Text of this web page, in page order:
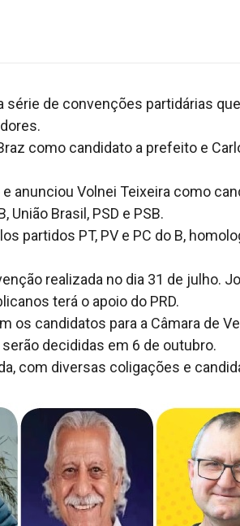
de convenções partidárias
como candidato a prefeito e
anunciou Volnei Teixeira como
Brasil, PSD e PSB.
partidos PT, PV e PC do B,
realizada no dia 31 de julho.
terá o apoio do PRD.
candidatos para a Câmara de
decididas em 6 de outubro.
com diversas coligações e